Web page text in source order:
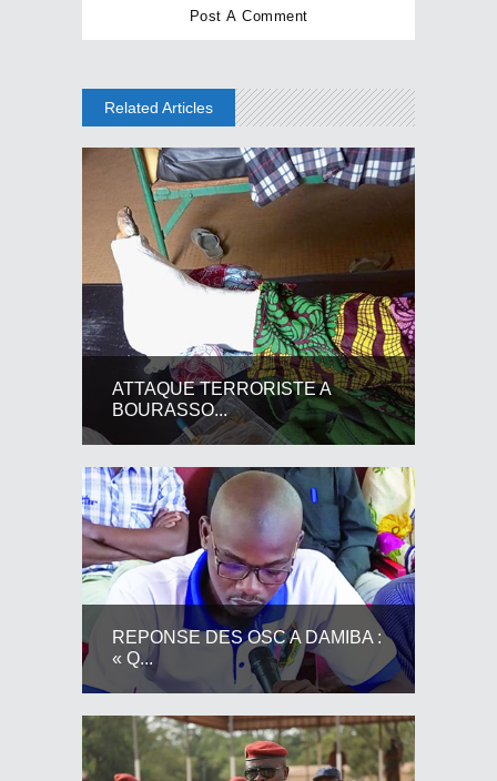
Related Articles
ATTAQUE TERRORISTE A
BOURASSO...
REPONSE DES OSC A DAMIBA :
« Q...